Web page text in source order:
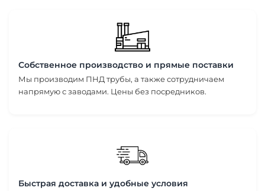
Собственное производство и прямые поставки
Мы производим ПНД трубы, а также сотрудничаем
напрямую с заводами. Цены без посредников.
Быстрая доставка и удобные условия